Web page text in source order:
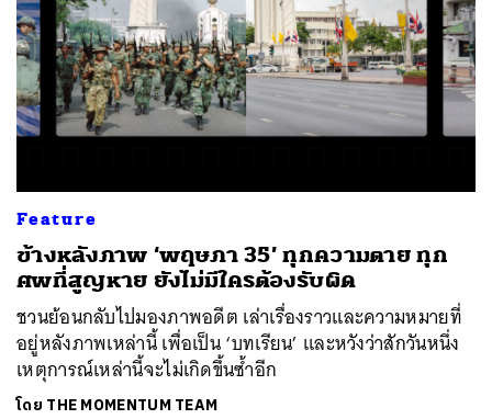
Feature
ข้างหลังภาพ ‘พฤษภา 35’ ทุกความตาย ทุก
ศพที่สูญหาย ยังไม่มีใครต้องรับผิด
ชวนย้อนกลับไปมองภาพอดีต เล่าเรื่องราวและความหมายที่
อยู่หลังภาพเหล่านี้ เพื่อเป็น ‘บทเรียน’ และหวังว่าสักวันหนึ่ง
เหตุการณ์เหล่านี้จะไม่เกิดขึ้นซ้ำอีก
โดย THE MOMENTUM TEAM